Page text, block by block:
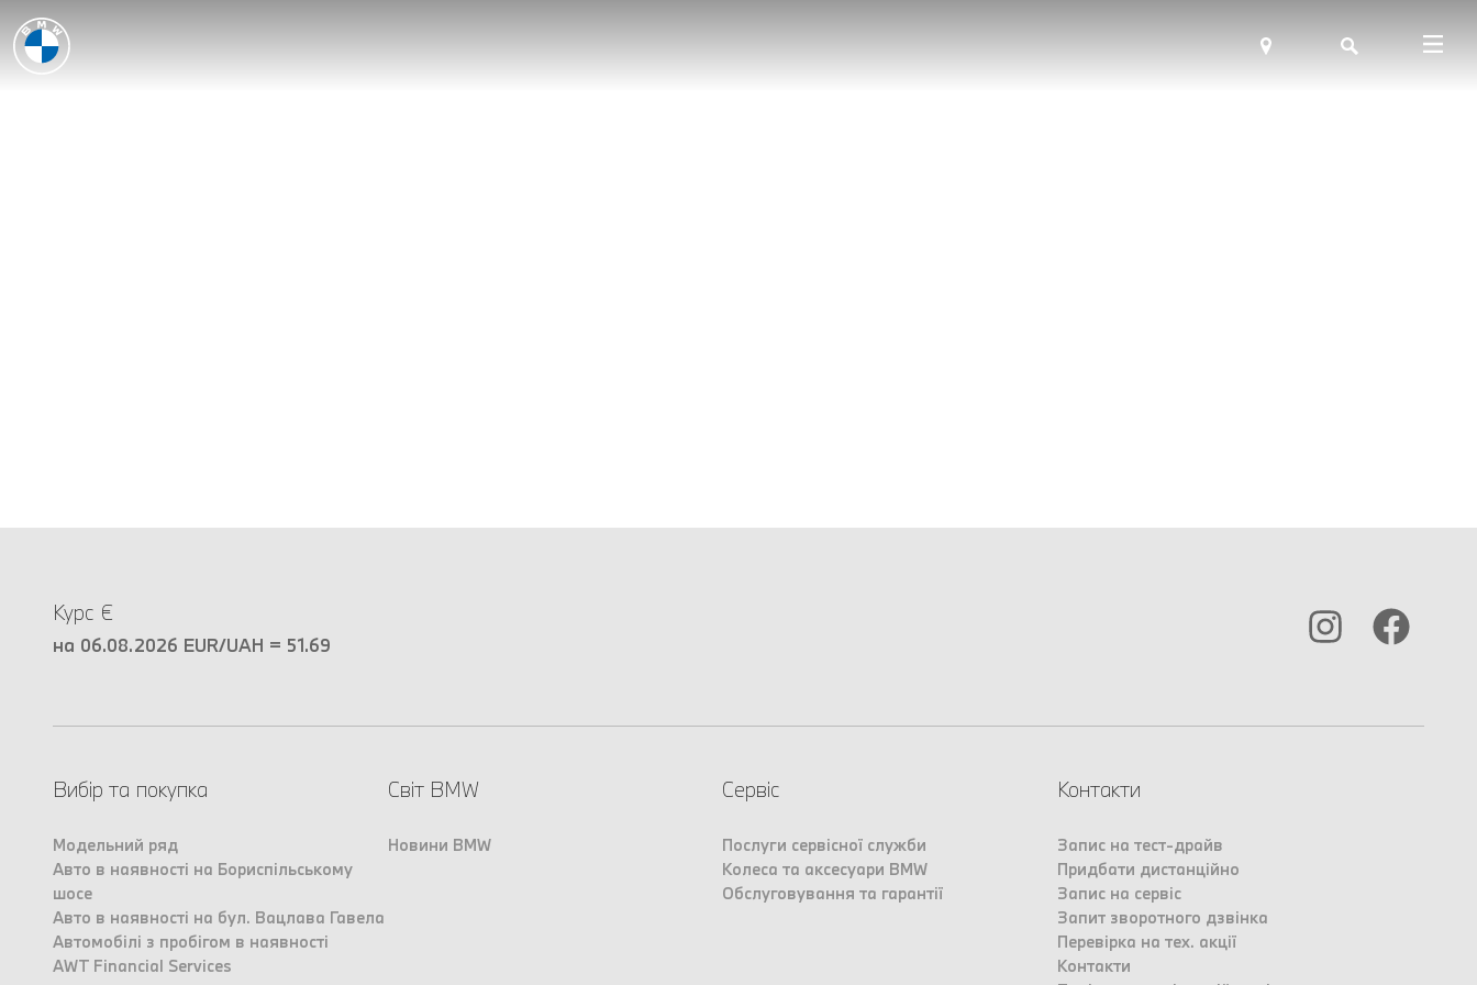
Курс €
на 06.08.2026 EUR/UAH = 51.69
Вибір та покупка
Модельний ряд
Авто в наявності на Бориспільському
шосе
Авто в наявності на бул. Вацлава Гавела
Автомобілі з пробігом в наявності
AWT Financial Services
Світ BMW
Новини BMW
Сервіс
Послуги сервісної служби
Колеса та аксесуари BMW
Обслуговування та гарантії
Контакти
Запис на тест-драйв
Придбати дистанційно
Запис на сервіс
Запит зворотного дзвінка
Перевірка на тех. акції
Контакти